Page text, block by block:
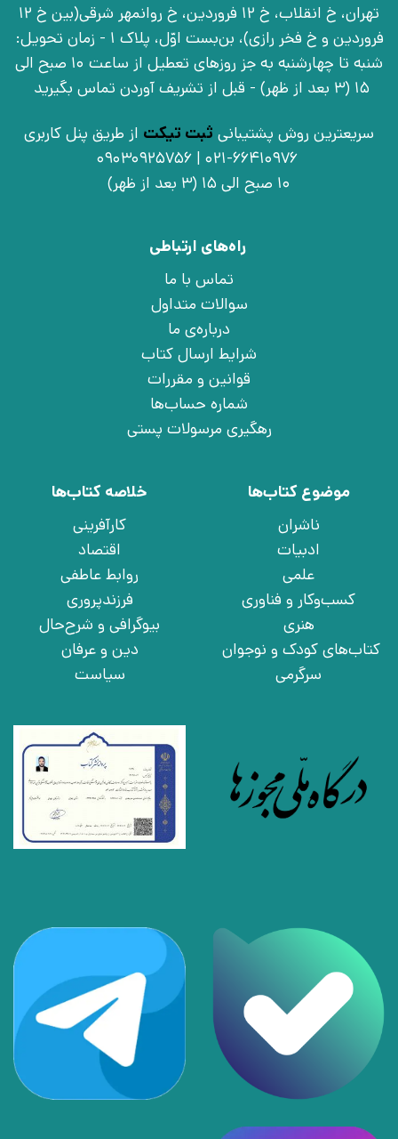
تهران، خ انقلاب، خ 12 فروردین، خ روانمهر شرقی(بین خ 12
فروردین و خ فخر رازی)، بن‌بست اوّل، پلاک 1 - زمان تحویل:
شنبه تا چهارشنبه به جز روزهای تعطیل از ساعت 10 صبح الی
15 (3 بعد از ظهر) - قبل از تشریف آوردن تماس بگیرید
سریعترین روش پشتیبانی ثبت تیکت از طریق پنل کاربری
021-66410976 | 09030925756
10 صبح الی 15 (3 بعد از ظهر)
راه‌های ارتباطی
تماس با ما
سوالات متداول
درباره‌ی ما
شرایط ارسال کتاب
قوانین و مقررات
شماره حساب‌ها
رهگیری مرسولات پستی
موضوع کتاب‌ها
ناشران
ادبیات
علمی
کسب‌وکار و فناوری
هنری
کتاب‌های کودک و نوجوان
سرگرمی
خلاصه کتاب‌ها
کارآفرینی
اقتصاد
روابط عاطفی
فرزندپروری
بیوگرافی و شرح‌حال
دین و عرفان
سیاست